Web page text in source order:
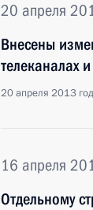
20 апреля
Внесены
телеканалах
20 апреля 2013
16 апреля
Отдельному